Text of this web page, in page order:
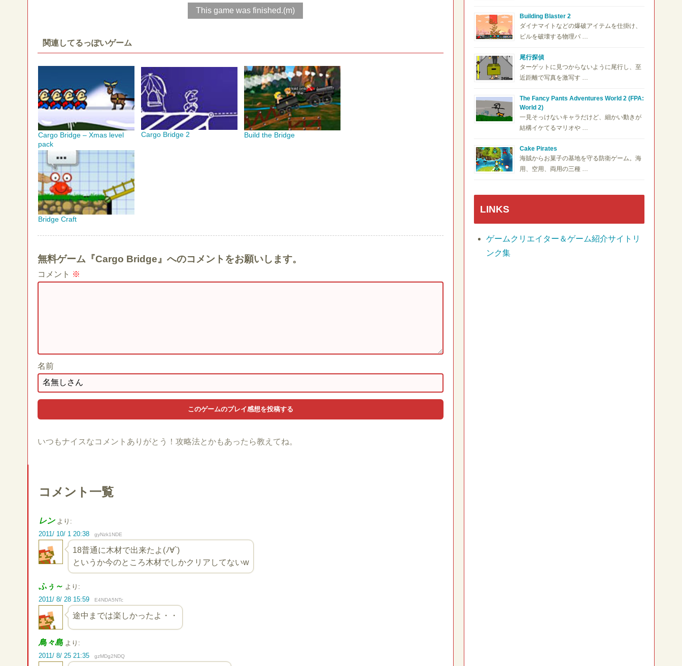
This game was finished.(m)
関連してるっぽいゲーム
Cargo Bridge – Xmas level
pack
Cargo Bridge 2 Build the Bridge
Bridge Craft
無料ゲーム『Cargo Bridge』へのコメントをお願いします。
コメント ※
名前
いつもナイスなコメントありがとう！攻略法とかもあったら教えてね。
コメント一覧
レン より:
2011/ 10/ 1 20:38
gyNzk1NDE
18普通に木材で出来たよ(ﾉ∀`)
というか今のところ木材でしかクリアしてないw
ふぅ～ より:
2011/ 8/ 28 15:59
E4NDA5NTc
途中までは楽しかったよ・・
鳥々島 より:
2011/ 8/ 25 21:35
gzMDg2NDQ
Building Blaster 2
ダイナマイトなどの爆破アイテムを仕掛け、
ビルを破壊する物理パ …
尾行探偵
ターゲットに見つからないように尾行し、至
近距離で写真を激写す …
The Fancy Pants Adventures World 2 (FPA:
World 2)
一見そっけないキャラだけど、細かい動きが
結構イケてるマリオや …
Cake Pirates
海賊からお菓子の基地を守る防衛ゲーム。海
用、空用、両用の三種 …
LINKS
ゲームクリエイター＆ゲーム紹介サイトリ
ンク集